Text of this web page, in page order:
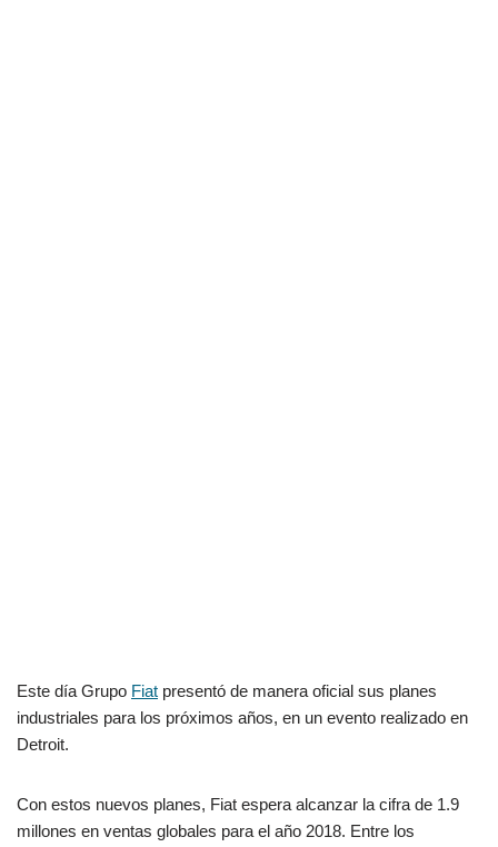
Este día Grupo Fiat presentó de manera oficial sus planes
industriales para los próximos años, en un evento realizado en
Detroit.
Con estos nuevos planes, Fiat espera alcanzar la cifra de 1.9
millones en ventas globales para el año 2018. Entre los